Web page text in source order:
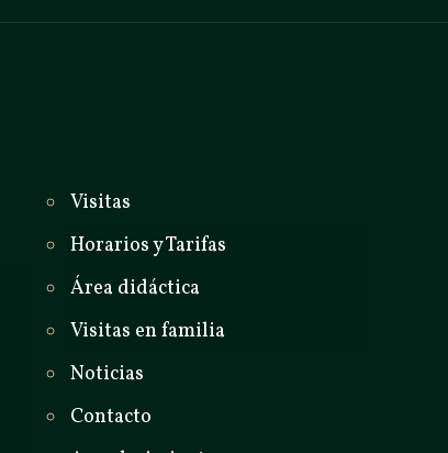
Visitas
Horarios y Tarifas
Área didáctica
Visitas en familia
Noticias
Contacto